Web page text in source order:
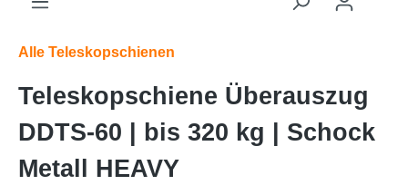
Alle Teleskopschienen
Teleskopschiene Überauszug
DDTS-60 | bis 320 kg | Schock
Metall HEAVY